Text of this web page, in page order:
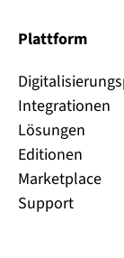
Plattform
Integrationen
Lösungen
Editionen
Marketplace
Support